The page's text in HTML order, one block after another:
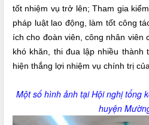
tốt nhiệm vụ trở lên; Tham gia
pháp luật lao động, làm tốt công
ích cho đoàn viên, công nhân viên
khó khăn, thi đua lập nhiều thành
hiện thắng lợi nhiệm vụ chính trị
Một số hình ảnh tại Hội nghị tổng
huyện